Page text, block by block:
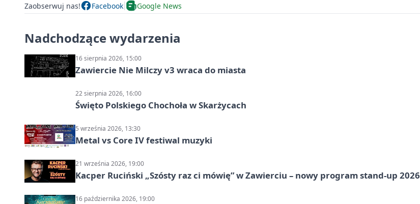
Zaobserwuj nas! Facebook Google News
Nadchodzące wydarzenia
16 sierpnia 2026, 15:00
Zawiercie Nie Milczy v3 wraca do miasta
22 sierpnia 2026, 16:00
Święto Polskiego Chochoła w Skarżycach
5 września 2026, 13:30
Metal vs Core IV festiwal muzyki
21 września 2026, 19:00
Kacper Ruciński „Szósty raz ci mówię” w Zawierciu – nowy program stand-up 2026
16 października 2026, 19:00